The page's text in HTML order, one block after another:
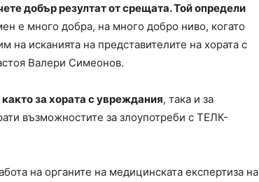
добър резултат от срещата. Той определи
е много добра, на много добро ниво, когато
на исканията на представителите на хората с
Валери Симеонов.
за хората с увреждания, така и за
възможностите за злоупотреби с ТЕЛК-
на органите на медицинската експертиза на